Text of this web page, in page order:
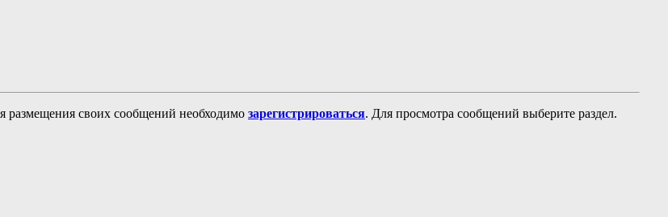
размещения своих сообщений необходимо зарегистрироваться. Для просмотра сообщений выберите раздел.